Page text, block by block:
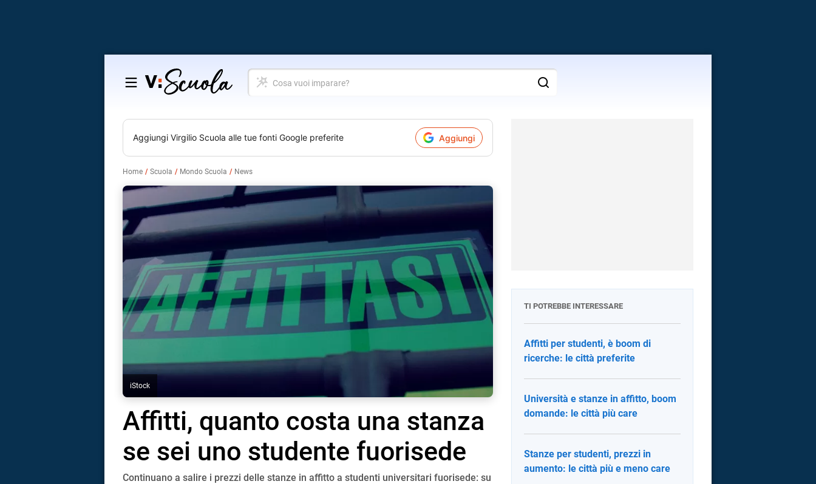
Salta
contenuto
Cosa
vuoi
Aggiungi Virgilio Scuola alle tue fonti Google preferite Aggiungi
Home Scuola Mondo Scuola News
iStock
Affitti, quanto costa una stanza
se sei uno studente fuorisede
Continuano a salire i prezzi delle stanze in affitto a studenti universitari fuorisede: su
TI POTREBBE INTERESSARE
Affitti per studenti, è boom di
ricerche: le città preferite
Università e stanze in affitto, boom
domande: le città più care
Stanze per studenti, prezzi in
aumento: le città più e meno care